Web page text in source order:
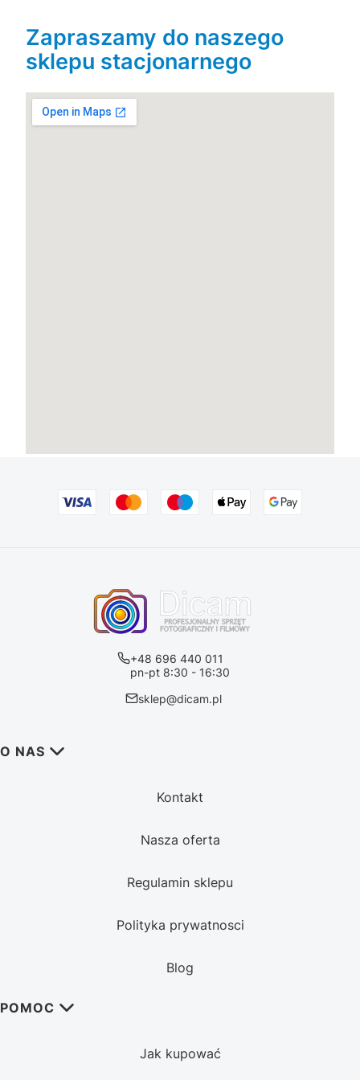
Zapraszamy do naszego
sklepu stacjonarnego
+48 696 440 011
pn-pt 8:30 - 16:30
sklep@dicam.pl
Linki w stopce
O NAS
Kontakt
Nasza oferta
Regulamin sklepu
Polityka prywatnosci
Blog
POMOC
Jak kupować